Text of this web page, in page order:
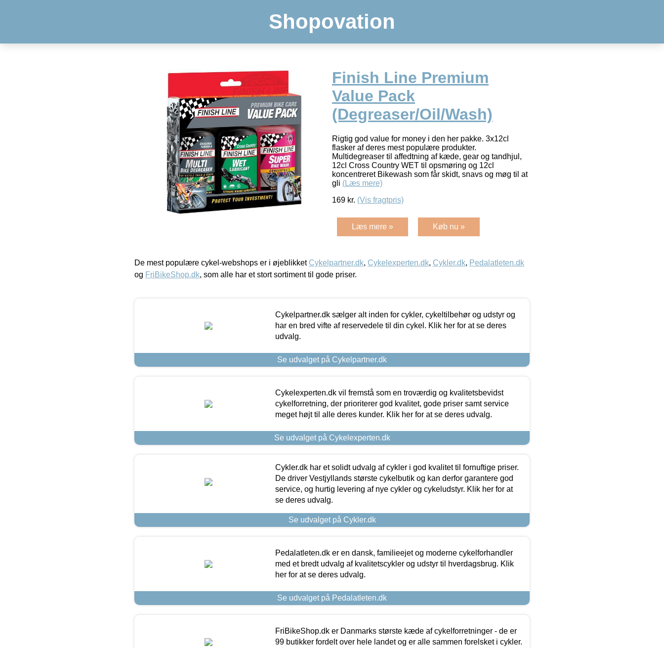
Shopovation
Finish Line Premium
Value Pack
(Degreaser/Oil/Wash)
Rigtig god value for money i den her pakke. 3x12cl
flasker af deres mest populære produkter.
Multidegreaser til affedtning af kæde, gear og tandhjul,
12cl Cross Country WET til opsmøring og 12cl
koncentreret Bikewash som får skidt, snavs og møg til at
gli (Læs mere)
169 kr. (Vis fragtpris)
Læs mere » Køb nu »
De mest populære cykel-webshops er i øjeblikket Cykelpartner.dk, Cykelexperten.dk, Cykler.dk, Pedalatleten.dk
og FriBikeShop.dk, som alle har et stort sortiment til gode priser.
Cykelpartner.dk sælger alt inden for cykler, cykeltilbehør og udstyr og
har en bred vifte af reservedele til din cykel. Klik her for at se deres
udvalg.
Se udvalget på Cykelpartner.dk
Cykelexperten.dk vil fremstå som en troværdig og kvalitetsbevidst
cykelforretning, der prioriterer god kvalitet, gode priser samt service
meget højt til alle deres kunder. Klik her for at se deres udvalg.
Se udvalget på Cykelexperten.dk
Cykler.dk har et solidt udvalg af cykler i god kvalitet til fornuftige priser.
De driver Vestjyllands største cykelbutik og kan derfor garantere god
service, og hurtig levering af nye cykler og cykeludstyr. Klik her for at
se deres udvalg.
Se udvalget på Cykler.dk
Pedalatleten.dk er en dansk, familieejet og moderne cykelforhandler
med et bredt udvalg af kvalitetscykler og udstyr til hverdagsbrug. Klik
her for at se deres udvalg.
Se udvalget på Pedalatleten.dk
FriBikeShop.dk er Danmarks største kæde af cykelforretninger - de er
99 butikker fordelt over hele landet og er alle sammen forelsket i cykler.